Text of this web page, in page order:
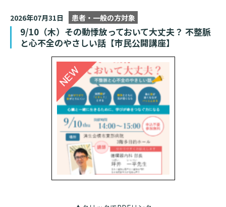
厚生労働大臣が定める掲示事項
施設認定
数字で見る東部病院のいま
臨床研究に関する情報公開について（オプトアウト）
研究・業績
東部病院の特長
一歩先の医療の提供
入院・面会について
入院が決まったら
入院中の過ごし方
入院のお会計について
ご面会について
ご来院にあたって
交通アクセス
院内のルールについて
医療連携センター長ごあいさつ
医療連携センターのご案内
連携登録医制度
連携登録医療機関一覧
訪問看護指示書について
医療関係者向け講習・研修
人材開発センター
採用情報
病院ボランティア募集
ご寄付のお願い
臨床研究センターのご紹介
クラウドファンディング
診療予約
予約変更・確認
2026年07月31日 患者・一般の方対象
9/10（木）その動悸放っておいて大丈夫？ 不整脈
と心不全のやさしい話【市民公開講座】